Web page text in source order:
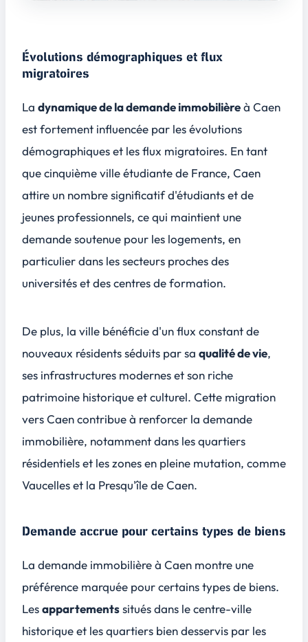
Évolutions démographiques et flux
migratoires
La dynamique de la demande immobilièreà Caen
est fortement influencée par les évolutions
démographiques et les flux migratoires. En tant
que cinquième ville étudiante de France, Caen
attire un nombre significatif d'étudiants et de
jeunes professionnels, ce qui maintient une
demande soutenue pour les logements, en
particulier dans les secteurs proches des
universitéset descentres de formation.
De plus, la ville bénéficie d'un flux constant de
nouveaux résidents séduits par sa qualité de vie,
ses infrastructures modernes et son riche
patrimoine historique et culturel. Cette migration
vers Caen contribue à renforcer la demande
immobilière, notamment dans les quartiers
résidentiels et les zones en pleine mutation, comme
Vaucelleset la Presqu'île de Caen.
Demande accrue pour certains types de biens
La demande immobilière à Caen montre une
préférence marquée pour certains types de biens.
Lesappartementssitués dans le centre-ville
historique et les quartiers bien desservis par les